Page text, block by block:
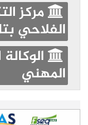
مركز
الفلاحي
المهني